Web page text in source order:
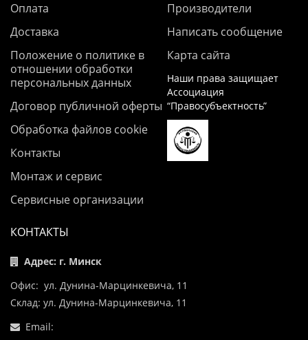
Оплата
Доставка
Положение о политике в
отношении обработки
персональных данных
Договор публичной оферты
Обработка файлов cookie
Контакты
Монтаж и сервис
Сервисные организации
Производители
Написать сообщение
Карта сайта
Наши права защищает
Ассоциация
“Правосубъектность”
КОНТАКТЫ
Адрес: г. Минск
Офис: ул. Дунина-Марцинкевича, 11
Склад: ул. Дунина-Марцинкевича, 11
Email: